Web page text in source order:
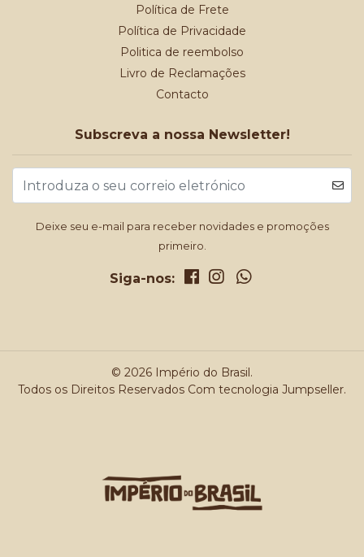
Política de Frete
Política de Privacidade
Politica de reembolso
Livro de Reclamações
Contacto
Subscreva a nossa Newsletter!
Deixe seu e-mail para receber novidades e promoções
primeiro.
Siga-nos:
© 2026 Império do Brasil.
Todos os Direitos Reservados Com tecnologia Jumpseller.